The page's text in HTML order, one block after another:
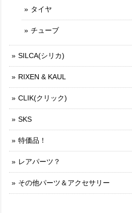
タイヤ
チューブ
SILCA(シリカ)
RIXEN & KAUL
CLIK(クリック)
SKS
特価品！
レアパーツ？
その他パーツ＆アクセサリー